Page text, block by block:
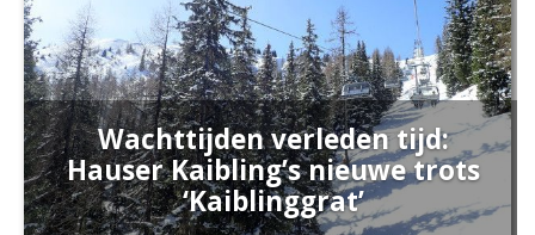
Wachttijden verleden tijd:
Hauser Kaibling’s nieuwe trots
‘Kaiblinggrat’